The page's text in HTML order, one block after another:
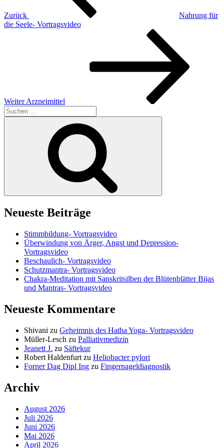
Zurück
Nahrung für
die Seele- Vortragsvideo
Weiter Arzneimittel
Suchen
nach:
Neueste Beiträge
Stimmbildung- Vortragsvideo
Überwindung von Ärger, Angst und Depression-
Vortragsvideo
Beschaulich- Vortragsvideo
Schutzmantra- Vortragsvideo
Chakra-Meditation mit Sanskritsilben der Blütenblätter Bijas
und Mantras- Vortragsvideo
Neueste Kommentare
Shivani zu Geheimnis des Hatha Yoga- Vortragsvideo
Müller-Lesch zu Palliativmedizin
Jeanett J. zu Säftekur
Robert Haldenfurt zu Heliobacter pylori
Forner Dag Dipl Ing zu Fingernageldiagnostik
Archiv
August 2026
Juli 2026
Juni 2026
Mai 2026
April 2026